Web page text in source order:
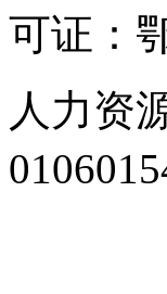
可证：
人力资